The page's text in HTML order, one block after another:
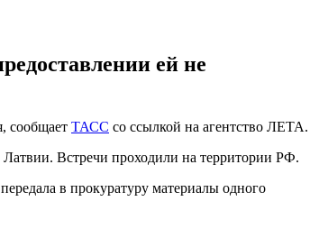
ей не
сообщает ТАСС со ссылкой на агентство ЛЕТА.
Встречи проходили на территории РФ.
в прокуратуру материалы одного